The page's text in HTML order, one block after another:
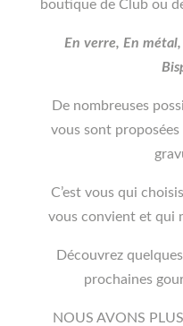
boutique de Club ou
En verre, En
De nombreuses
vous sont
C’est vous qui
vous convient et qui
Découvrez
prochaines
NOUS AVONS